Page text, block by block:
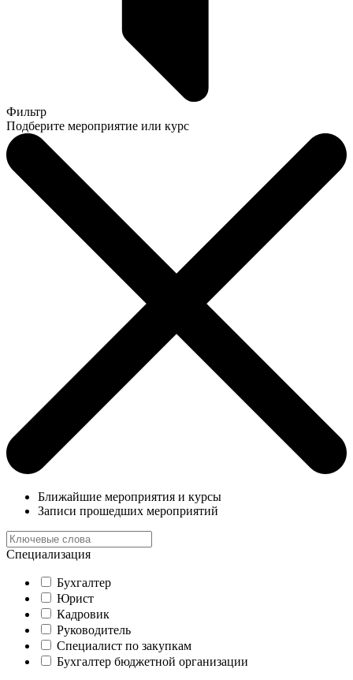
Фильтр
Подберите мероприятие или курс
Ближайшие мероприятия и курсы
Записи прошедших мероприятий
Специализация
Бухгалтер
Юрист
Кадровик
Руководитель
Специалист по закупкам
Бухгалтер бюджетной организации